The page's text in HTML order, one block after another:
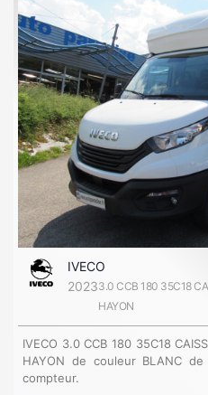
IVECO
20233.0 CCB 180 35C18
HAYON
IVECO 3.0 CCB 180 35C18
HAYON de couleur BLANC
compteur.